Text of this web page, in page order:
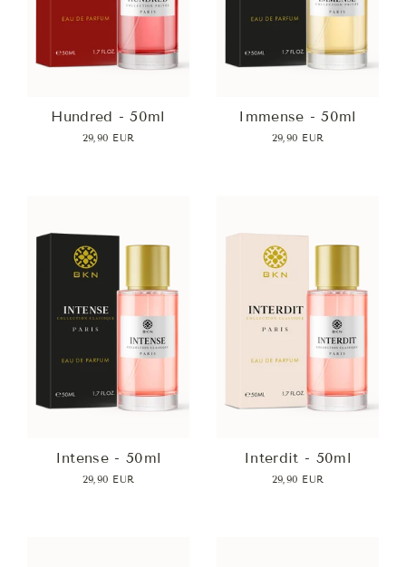
Hundred - 50ml
29,90 EUR
Immense - 50ml
29,90 EUR
Intense - 50ml
29,90 EUR
Interdit - 50ml
29,90 EUR